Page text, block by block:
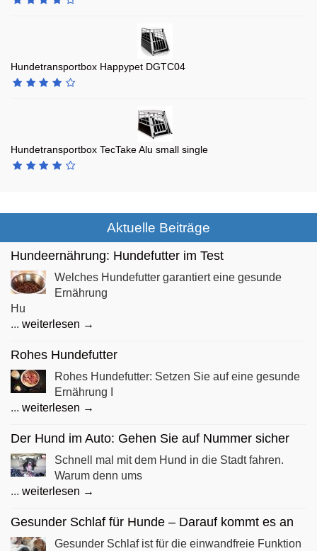
Hundetransportbox Happypet DGTC04
Hundetransportbox TecTake Alu small single
Aktuelle Beiträge
Hundeernährung: Hundefutter im Test
Welches Hundefutter garantiert eine gesunde
Ernährung
Hu
... weiterlesen →
Rohes Hundefutter
Rohes Hundefutter: Setzen Sie auf eine gesunde
Ernährung I
... weiterlesen →
Der Hund im Auto: Gehen Sie auf Nummer sicher
Schnell mal mit dem Hund in die Stadt fahren.
Warum denn ums
... weiterlesen →
Gesunder Schlaf für Hunde – Darauf kommt es an
Gesunder Schlaf ist für die einwandfreie Funktion